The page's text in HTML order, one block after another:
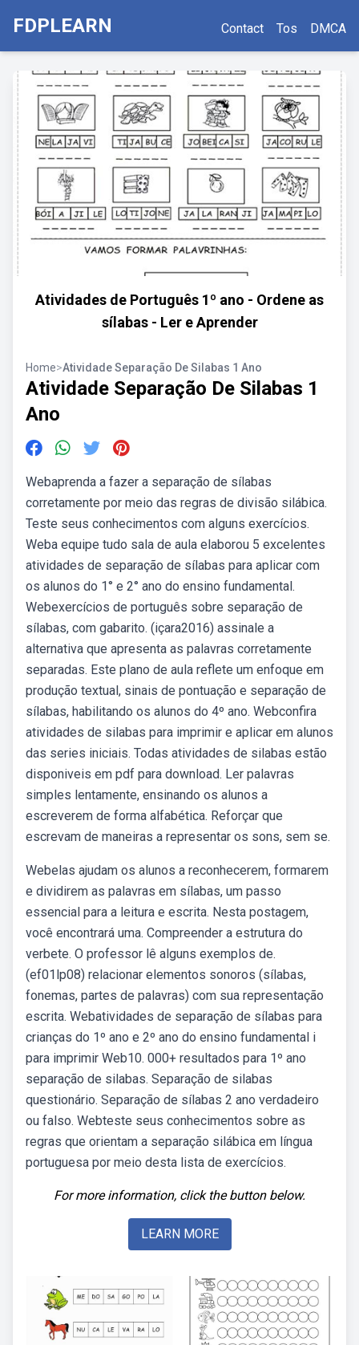
FDPLEARN Contact Tos DMCA
Atividades de Português 1º ano - Ordene as
sílabas - Ler e Aprender
Home>Atividade Separação De Silabas 1 Ano
Atividade Separação De Silabas 1
Ano
Webaprenda a fazer a separação de sílabas
corretamente por meio das regras de divisão silábica.
Teste seus conhecimentos com alguns exercícios.
Weba equipe tudo sala de aula elaborou 5 excelentes
atividades de separação de sílabas para aplicar com
os alunos do 1° e 2° ano do ensino fundamental.
Webexercícios de português sobre separação de
sílabas, com gabarito. (içara2016) assinale a
alternativa que apresenta as palavras corretamente
separadas. Este plano de aula reflete um enfoque em
produção textual, sinais de pontuação e separação de
sílabas, habilitando os alunos do 4º ano. Webconfira
atividades de silabas para imprimir e aplicar em alunos
das series iniciais. Todas atividades de silabas estão
disponiveis em pdf para download. Ler palavras
simples lentamente, ensinando os alunos a
escreverem de forma alfabética. Reforçar que
escrevam de maneiras a representar os sons, sem se.
Webelas ajudam os alunos a reconhecerem, formarem
e dividirem as palavras em sílabas, um passo
essencial para a leitura e escrita. Nesta postagem,
você encontrará uma. Compreender a estrutura do
verbete. O professor lê alguns exemplos de.
(ef01lp08) relacionar elementos sonoros (sílabas,
fonemas, partes de palavras) com sua representação
escrita. Webatividades de separação de sílabas para
crianças do 1º ano e 2º ano do ensino fundamental i
para imprimir Web10. 000+ resultados para 1º ano
separação de silabas. Separação de silabas
questionário. Separação de sílabas 2 ano verdadeiro
ou falso. Webteste seus conhecimentos sobre as
regras que orientam a separação silábica em língua
portuguesa por meio desta lista de exercícios.
For more information, click the button below.
LEARN MORE